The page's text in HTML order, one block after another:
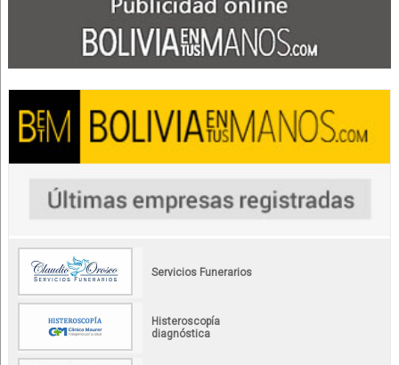
Servicios Funerarios
Histeroscopía
diagnóstica